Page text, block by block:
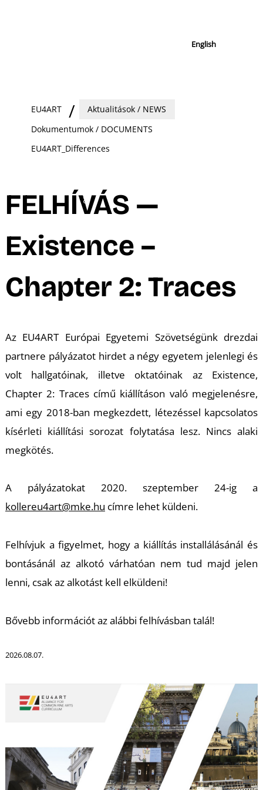
English
EU4ART
Aktualitások / NEWS
Dokumentumok / DOCUMENTS
EU4ART_Differences
FELHÍVÁS —
Existence –
Chapter 2: Traces
Az EU4ART Európai Egyetemi Szövetségünk drezdai
partnere pályázatot hirdet a négy egyetem jelenlegi és
volt hallgatóinak, illetve oktatóinak az Existence,
Chapter 2: Traces című kiállításon való megjelenésre,
ami egy 2018-ban megkezdett, létezéssel kapcsolatos
kísérleti kiállítási sorozat folytatása lesz. Nincs alaki
megkötés.
A pályázatokat 2020. szeptember 24-ig a
kollereu4art@mke.hu címre lehet küldeni.
Felhívjuk a figyelmet, hogy a kiállítás installálásánál és
bontásánál az alkotó várhatóan nem tud majd jelen
lenni, csak az alkotást kell elküldeni!
Bővebb információt az alábbi felhívásban talál!
2026.08.07.